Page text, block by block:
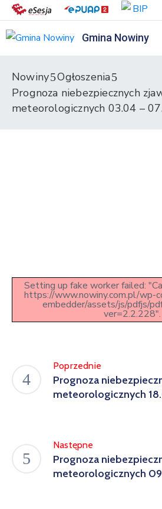
Gmina Nowiny
Przedszkole
Samorządowe
Kowali
Bolechowicach
Nowiny
Ogłoszenia
Prognoza niebezpiecznych
meteorologicznych 03.04 –
Setting up fake worker failed:
https://www.nowiny.com.pl/wp-
embedder/assets/js/pdfjs/
ver=2.2.228".
Poprzednie
Prognoza
meteorologicznych
Następne
Prognoza
meteorologicznych